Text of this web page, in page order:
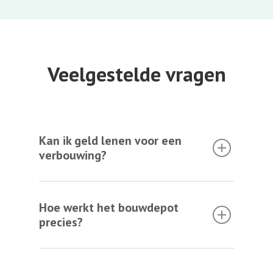
Veelgestelde vragen
Kan ik geld lenen voor een
verbouwing?
Hoe werkt het bouwdepot
precies?